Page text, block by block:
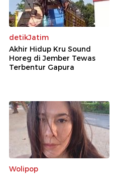
detikJatim
Akhir Hidup Kru Sound
Horeg di Jember Tewas
Terbentur Gapura
Wolipop